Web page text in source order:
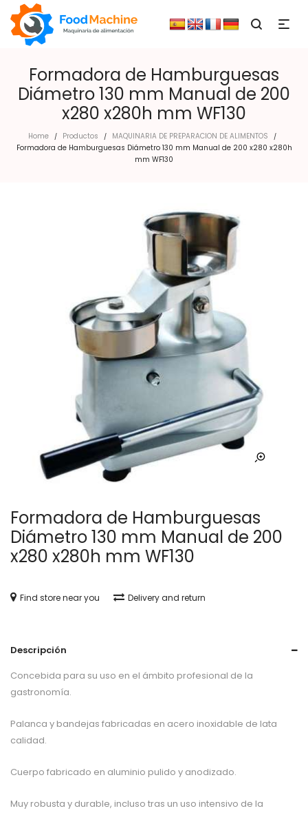
Formadora de Hamburguesas
Diámetro 130 mm Manual de 200
x280 x280h mm WF130
Home / Productos / MAQUINARIA DE PREPARACION DE ALIMENTOS /
Formadora de Hamburguesas Diámetro 130 mm Manual de 200 x280 x280h
mm WF130
Formadora de Hamburguesas
Diámetro 130 mm Manual de 200
x280 x280h mm WF130
Find store near you Delivery and return
Descripción
Concebida para su uso en el ámbito profesional de la
gastronomía.
Palanca y bandejas fabricadas en acero inoxidable de lata
calidad.
Cuerpo fabricado en aluminio pulido y anodizado.
Muy robusta y durable, incluso tras un uso intensivo de la